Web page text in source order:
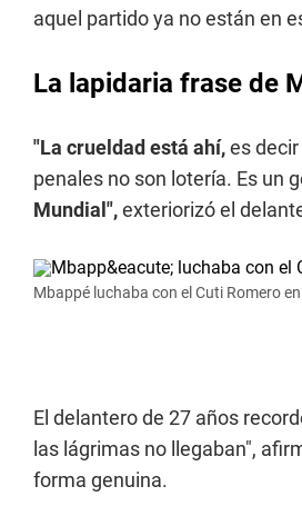
aquel partido ya no están en
La lapidaria frase de
"La crueldad está ahí,es
penales no son lotería. Es un
Mundial",exteriorizó el
Mbappé luchaba con el Cuti Romero
El delantero de 27 años
las lágrimas no llegaban",
forma genuina.